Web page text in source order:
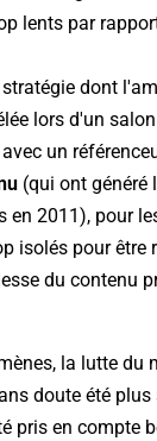
lents par
stratégie dont
lors d'un
un
(qui ont généré
en 2011), pour
isolés pour être
du contenu
la lutte du
doute été
pris en compte